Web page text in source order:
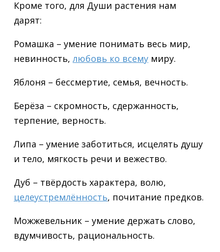
Кроме того, для Души растения нам
дарят:
Ромашка – умение понимать весь мир,
невинность, любовь ко всему миру.
Яблоня – бессмертие, семья, вечность.
Берёза – скромность, сдержанность,
терпение, верность.
Липа – умение заботиться, исцелять душу
и тело, мягкость речи и вежество.
Дуб – твёрдость характера, волю,
целеустремлённость, почитание предков.
Можжевельник – умение держать слово,
вдумчивость, рациональность.